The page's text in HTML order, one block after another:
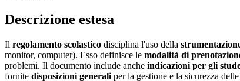
Descrizione estesa
Il regolamento scolastico disciplina l'uso della
monitor, computer). Esso definisce le modalità di
problemi. Il documento include anche indicazioni per gli
fornite disposizioni generali per la gestione e la sicurezza